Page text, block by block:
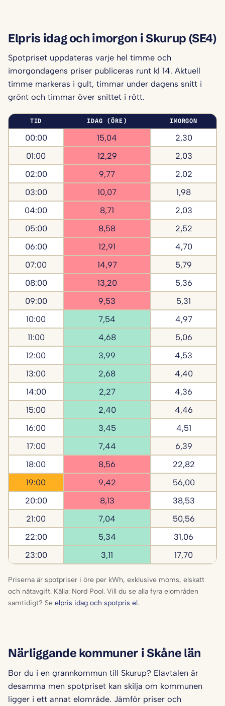
Elpris idag och imorgon i Skurup (SE4)
Spotpriset uppdateras varje hel timme och
imorgondagens priser publiceras runt kl 14. Aktuell
timme markeras i gult, timmar under dagens snitt i
grönt och timmar över snittet i rött.
TID IDAG (ÖRE) IMORGON
00:00 15,04
2,30
01:00
12,29
2,03
02:00
9,77
2,02
03:00
10,07
1,98
04:00
8,71
2,03
05:00
8,58
2,52
06:00
12,91
4,70
07:00
14,97
5,79
08:00
13,20
5,36
09:00
9,53
5,31
10:00
7,54
4,97
11:00
4,68
5,06
12:00
3,99
4,53
13:00
2,68
4,40
14:00
2,27
4,36
15:00
2,40
4,46
16:00
3,45
4,51
17:00
7,44
6,39
18:00
8,56
22,82
19:00
9,42
56,00
20:00
8,13
38,53
21:00
7,04
50,56
22:00
5,34
31,06
23:00
3,11 17,70
Priserna är spotpriser i öre per kWh, exklusive moms, elskatt
och nätavgift. Källa: Nord Pool. Vill du se alla fyra elområden
samtidigt? Se elpris idag och spotpris el.
Närliggande kommuner i Skåne län
Bor du i en grannkommun till Skurup? Elavtalen är
desamma men spotpriset kan skilja om kommunen
ligger i ett annat elområde. Jämför priser och